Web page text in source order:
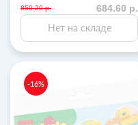
850.20 р. 684.60 р.
Нет на складе
-16%